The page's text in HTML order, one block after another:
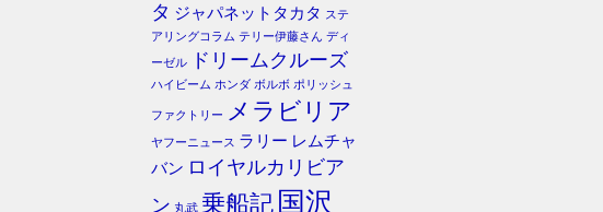
タ ジャパネットタカタ ステ
アリングコラム テリー伊藤さん ディ
ーゼル
ドリームクルーズ
ハイビーム ホンダ ボルボ ポリッシュ
ファクトリー メラビリア
ヤフーニュース ラリー レムチャ
バン ロイヤルカリビア
ン 丸武 乗船記 国沢